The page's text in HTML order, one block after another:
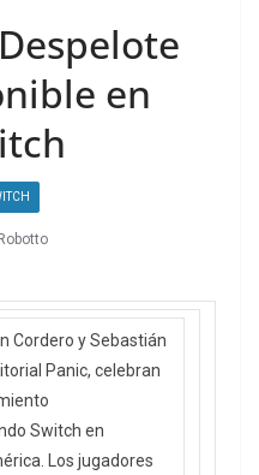
en
Cordero y Sebastián
Panic, celebran
Switch en
Los jugadores